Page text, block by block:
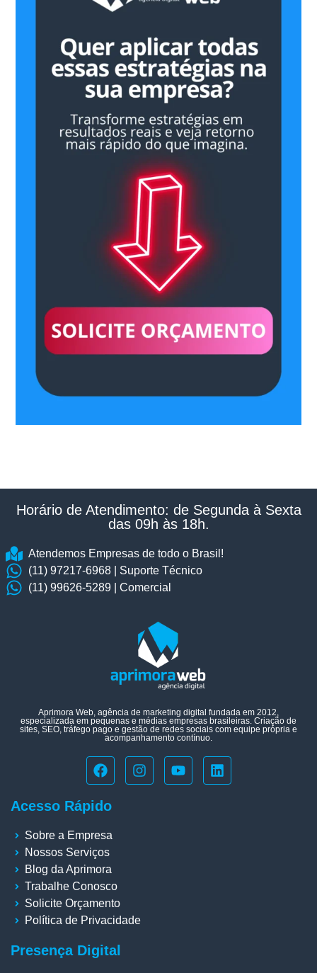
Horário de Atendimento: de Segunda à Sexta
das 09h às 18h.​
Atendemos Empresas de todo o Brasil!
(11) 97217-6968 | Suporte Técnico
(11) 99626-5289 | Comercial
Aprimora Web, agência de marketing digital fundada em 2012,
especializada em pequenas e médias empresas brasileiras. Criação de
sites, SEO, tráfego pago e gestão de redes sociais com equipe própria e
acompanhamento contínuo.
Acesso Rápido
Sobre a Empresa
Nossos Serviços
Blog da Aprimora
Trabalhe Conosco
Solicite Orçamento
Política de Privacidade
Presença Digital